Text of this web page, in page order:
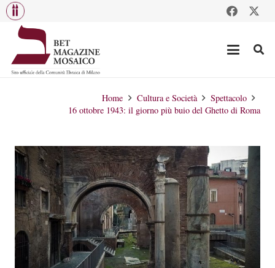
Home Cultura e Società
Spettacolo
16 ottobre 1943: il giorno più buio del Ghetto di Roma